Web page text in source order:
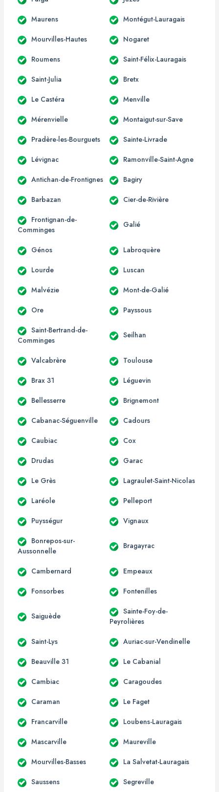
Maurens Montégut-Lauragais
Mourvilles-Hautes Nogaret
Roumens Saint-Félix-Lauragais
Saint-Julia Bretx
Le Castéra Menville
Mérenvielle Montaigut-sur-Save
Pradère-les-Bourguets Sainte-Livrade
Lévignac Ramonville-Saint-Agne
Antichan-de-Frontignes Bagiry
Barbazan Cier-de-Rivière
Frontignan-de-
Comminges
Galié
Génos Labroquère
Lourde Luscan
Malvézie Mont-de-Galié
Ore Payssous
Saint-Bertrand-de-
Comminges
Seilhan
Valcabrère Toulouse
Brax 31 Léguevin
Bellesserre Brignemont
Cabanac-Séguenville Cadours
Caubiac Cox
Drudas Garac
Le Grès Lagraulet-Saint-Nicolas
Laréole Pelleport
Puysségur Vignaux
Bonrepos-sur-
Aussonnelle
Bragayrac
Cambernard Empeaux
Fonsorbes Fontenilles
Saiguède
Sainte-Foy-de-
Peyrolières
Saint-Lys Auriac-sur-Vendinelle
Beauville 31 Le Cabanial
Cambiac Caragoudes
Caraman Le Faget
Francarville Loubens-Lauragais
Mascarville Maureville
Mourvilles-Basses La Salvetat-Lauragais
Saussens Segreville